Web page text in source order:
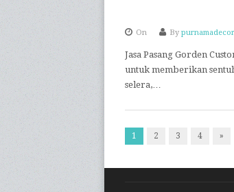
On By purnamadecor
Jasa Pasang Gorden
untuk memberikan
selera,…
1 2 3 4 »